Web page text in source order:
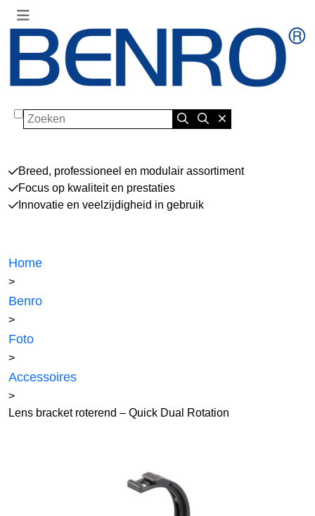
Zoeken
Breed, professioneel en modulair assortiment
Focus op kwaliteit en prestaties
Innovatie en veelzijdigheid in gebruik
Home
>
Benro
>
Foto
>
Accessoires
>
Lens bracket roterend – Quick Dual Rotation